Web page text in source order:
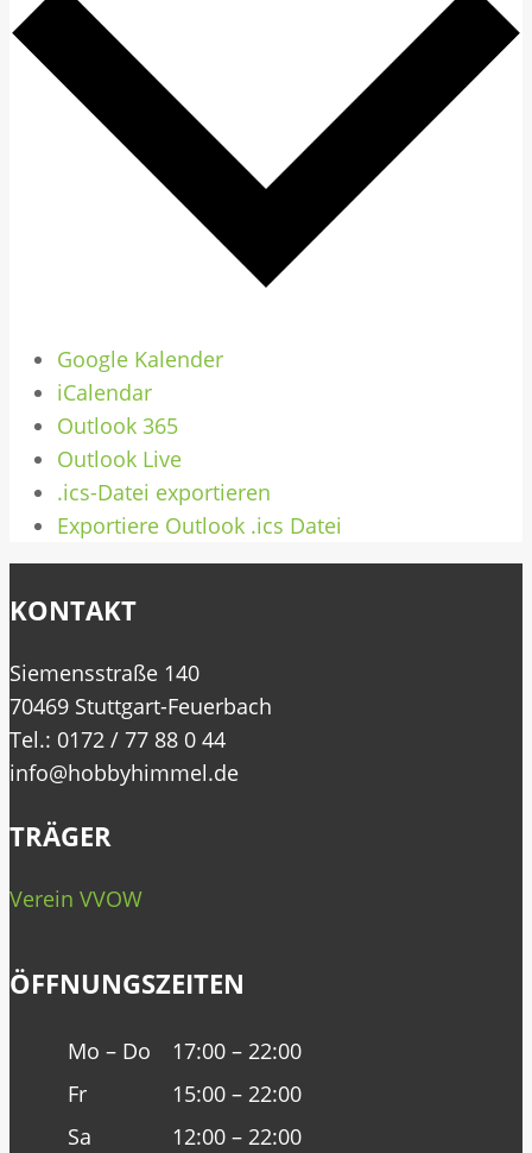
Google Kalender
iCalendar
Outlook 365
Outlook Live
.ics-Datei exportieren
Exportiere Outlook .ics Datei
KONTAKT
Siemensstraße 140
70469 Stuttgart-Feuerbach
Tel.: 0172 / 77 88 0 44
info@hobbyhimmel.de
TRÄGER
Verein VVOW
ÖFFNUNGSZEITEN
Mo – Do
17:00 – 22:00
Fr
15:00 – 22:00
Sa
12:00 – 22:00